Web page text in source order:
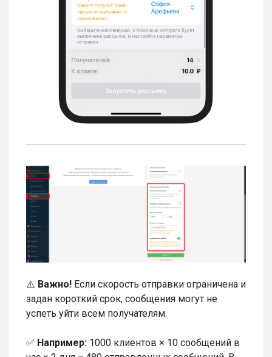
⚠️ Важно! Если скорость отправки ограничена и
задан короткий срок, сообщения могут не
успеть уйти всем получателям.
✅ Например: 1000 клиентов × 10 сообщений в